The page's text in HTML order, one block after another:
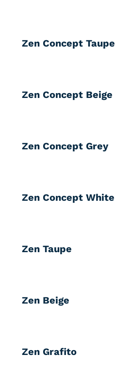
Zen Concept Taupe
Zen Concept Beige
Zen Concept Grey
Zen Concept White
Zen Taupe
Zen Beige
Zen Grafito